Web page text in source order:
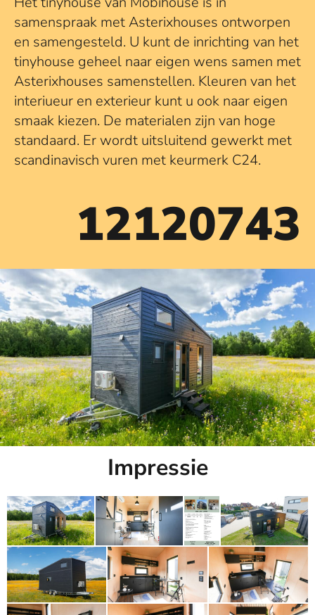
samenspraak met Asterixhouses ontworpen
en samengesteld. U kunt de inrichting van het
tinyhouse geheel naar eigen wens samen met
Asterixhouses samenstellen. Kleuren van het
interiueur en exterieur kunt u ook naar eigen
smaak kiezen. De materialen zijn van hoge
standaard. Er wordt uitsluitend gewerkt met
scandinavisch vuren met keurmerk C24.
12120743
Impressie